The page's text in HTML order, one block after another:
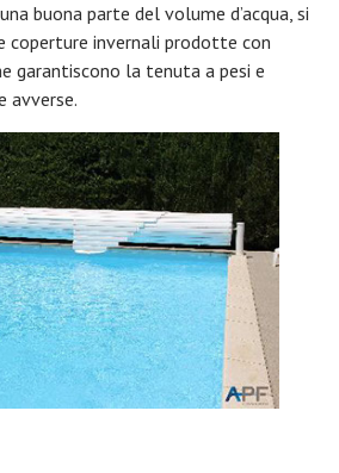
buona parte del volume d’acqua, si
coperture invernali prodotte con
garantiscono la tenuta a pesi e
avverse.